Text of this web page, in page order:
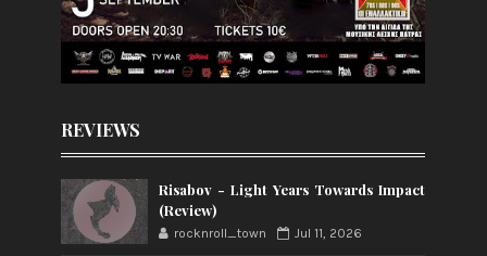
REVIEWS
Risabov - Light Years Towards Impact
(Review)
rocknroll_town Jul 11, 2026